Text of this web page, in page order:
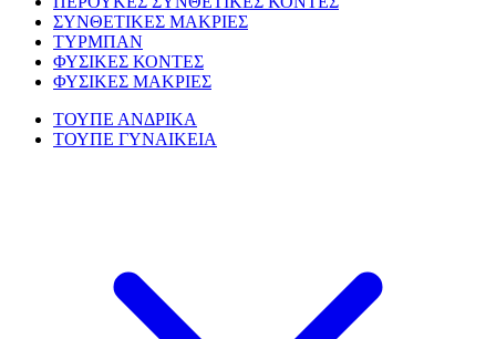
ΣΥΝΘΕΤΙΚΕΣ ΜΑΚΡΙΕΣ
ΤΥΡΜΠΑΝ
ΦΥΣΙΚΕΣ ΚΟΝΤΕΣ
ΦΥΣΙΚΕΣ ΜΑΚΡΙΕΣ
ΤΟΥΠΕ ΑΝΔΡΙΚΑ
ΤΟΥΠΕ ΓΥΝΑΙΚΕΙΑ